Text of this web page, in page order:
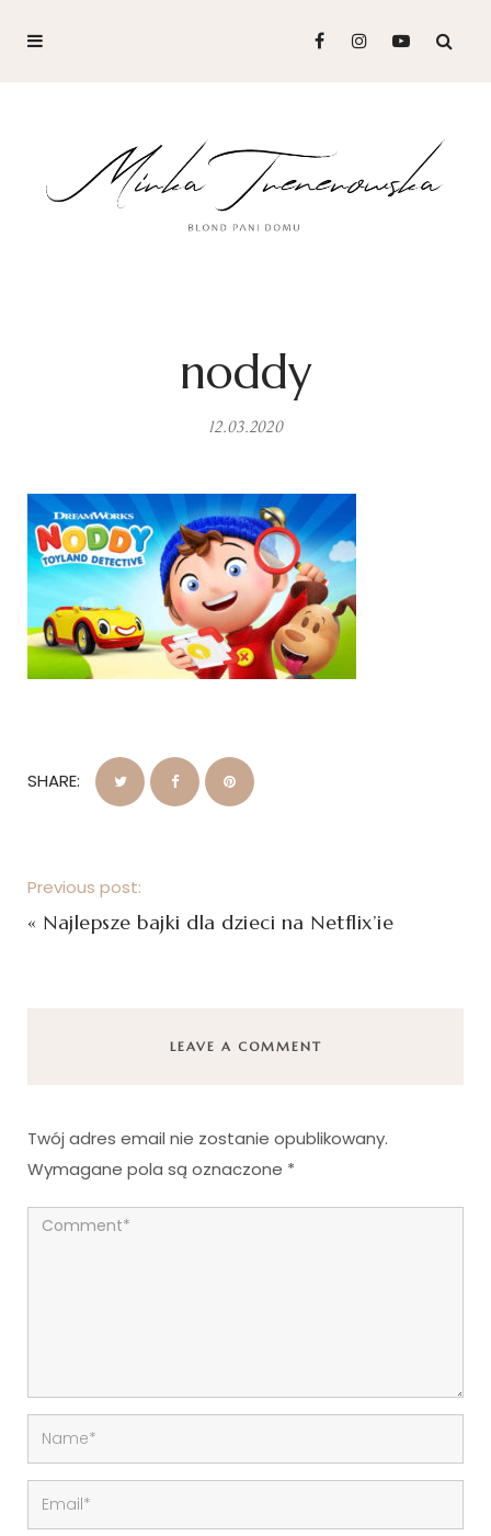
noddy
12.03.2020
SHARE:
Previous post:
« Najlepsze bajki dla dzieci na Netflix’ie
LEAVE A COMMENT
Twój adres email nie zostanie opublikowany.
Wymagane pola są oznaczone *